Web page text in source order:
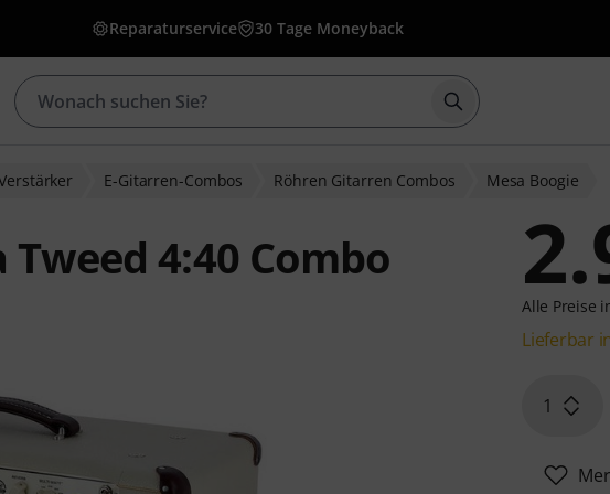
Reparaturservice 30 Tage Moneyback
Suche mit
E-Gitarren-Combos Röhren Gitarren Combos Mesa Boogie
4:40 Combo
Alle Preise
Lieferbar
1